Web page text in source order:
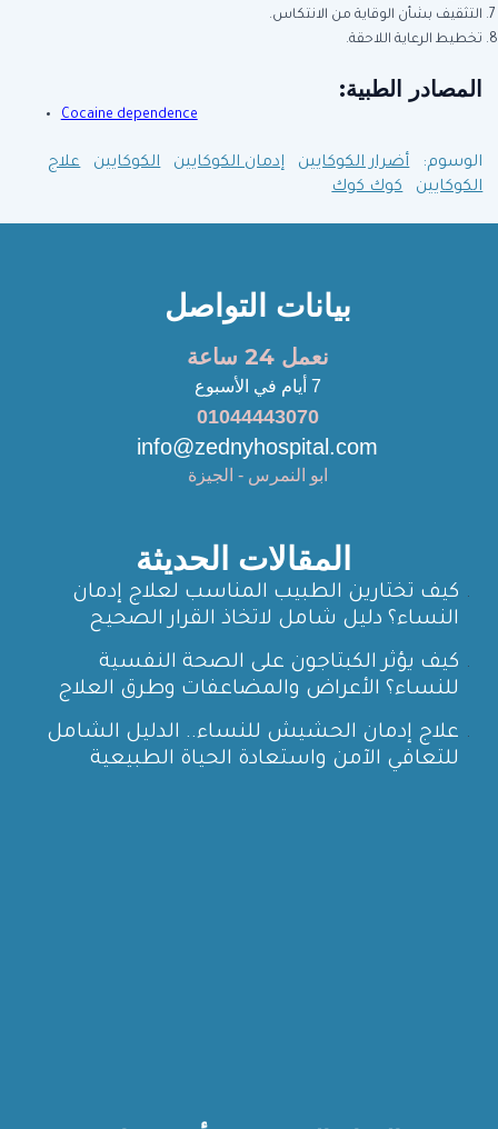
التثقيف بشأن الوقاية من الانتكاس.
تخطيط الرعاية اللاحقة.
المصادر الطبية:
Cocaine dependence
الوسوم: أضرار الكوكايين إدمان الكوكايين الكوكايين
علاج
الكوكايين
كوك كوك
بيانات التواصل
نعمل 24 ساعة
7 أيام في الأسبوع
01044443070
info@zednyhospital.com
ابو النمرس - الجيزة
المقالات الحديثة
كيف تختارين الطبيب المناسب لعلاج إدمان
النساء؟ دليل شامل لاتخاذ القرار الصحيح
كيف يؤثر الكبتاجون على الصحة النفسية
للنساء؟ الأعراض والمضاعفات وطرق العلاج
علاج إدمان الحشيش للنساء.. الدليل الشامل
للتعافي الآمن واستعادة الحياة الطبيعية